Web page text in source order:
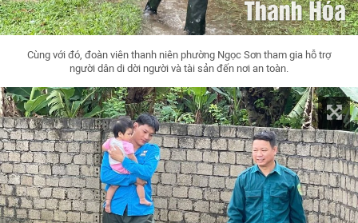
Cùng với đó, đoàn viên thanh niên phường Ngọc Sơn tham gia hỗ trợ
người dân di dời người và tài sản đến nơi an toàn.